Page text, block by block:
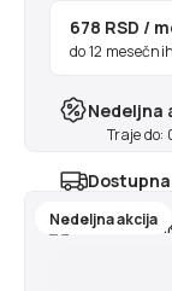
678 RSD /
do 12
Nedeljna
Traje
Nedeljna akcija